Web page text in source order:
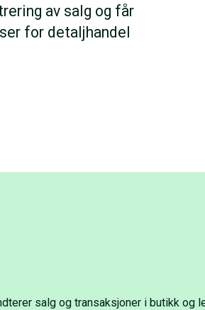
av salg og får
for detaljhandel
salg og transaksjoner i butikk og